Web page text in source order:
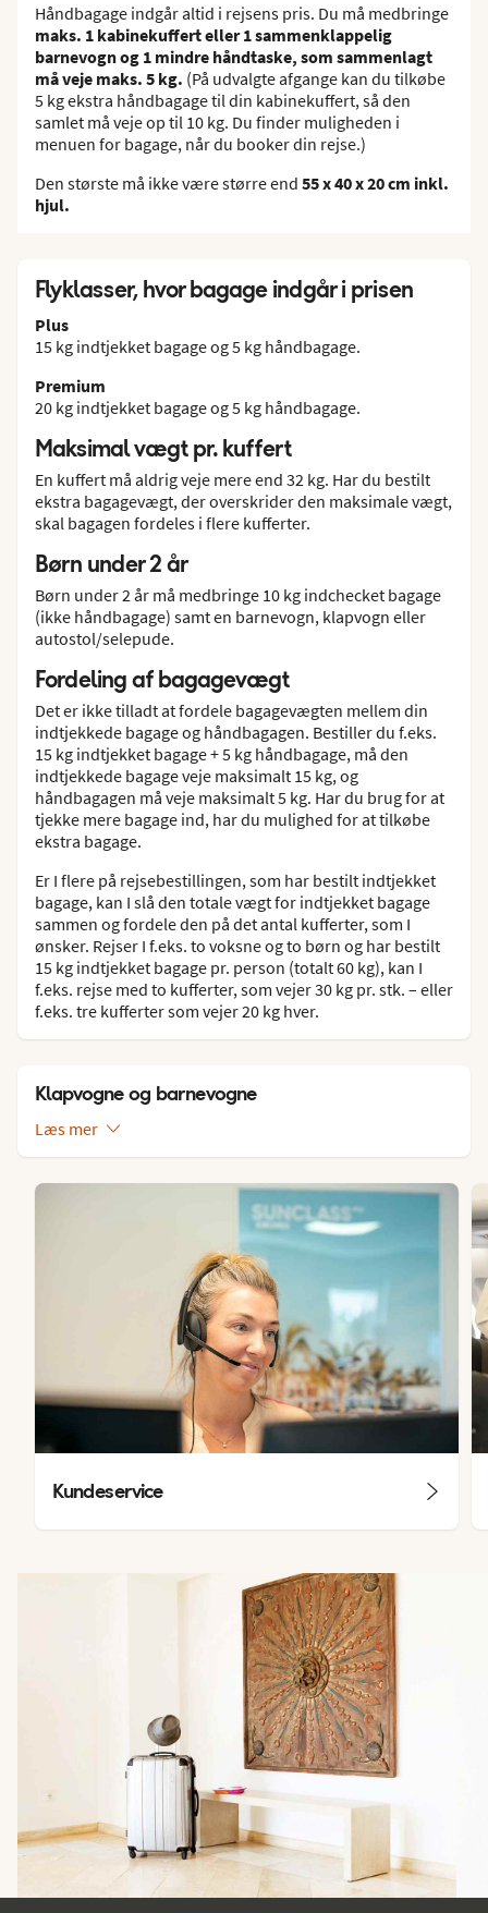
Håndbagage indgår altid i rejsens pris. Du må medbringe
maks. 1 kabinekuffert eller 1 sammenklappelig
barnevogn og 1 mindre håndtaske, som sammenlagt
må veje maks. 5 kg. (På udvalgte afgange kan du tilkøbe
5 kg ekstra håndbagage til din kabinekuffert, så den
samlet må veje op til 10 kg. Du finder muligheden i
menuen for bagage, når du booker din rejse.)
Den største må ikke være større end 55 x 40 x 20 cm inkl.
hjul.
Flyklasser, hvor bagage indgår i prisen
Plus
15 kg indtjekket bagage og 5 kg håndbagage.
Premium
20 kg indtjekket bagage og 5 kg håndbagage.
Maksimal vægt pr. kuffert
En kuffert må aldrig veje mere end 32 kg. Har du bestilt
ekstra bagagevægt, der overskrider den maksimale vægt,
skal bagagen fordeles i flere kufferter.
Børn under 2 år
Børn under 2 år må medbringe 10 kg indchecket bagage
(ikke håndbagage) samt en barnevogn, klapvogn eller
autostol/selepude.
Fordeling af bagagevægt
Det er ikke tilladt at fordele bagagevægten mellem din
indtjekkede bagage og håndbagagen. Bestiller du f.eks.
15 kg indtjekket bagage + 5 kg håndbagage, må den
indtjekkede bagage veje maksimalt 15 kg, og
håndbagagen må veje maksimalt 5 kg. Har du brug for at
tjekke mere bagage ind, har du mulighed for at tilkøbe
ekstra bagage.
Er I flere på rejsebestillingen, som har bestilt indtjekket
bagage, kan I slå den totale vægt for indtjekket bagage
sammen og fordele den på det antal kufferter, som I
ønsker. Rejser I f.eks. to voksne og to børn og har bestilt
15 kg indtjekket bagage pr. person (totalt 60 kg), kan I
f.eks. rejse med to kufferter, som vejer 30 kg pr. stk. – eller
f.eks. tre kufferter som vejer 20 kg hver.
Klapvogne og barnevogne
Læs mer
Kundeservice